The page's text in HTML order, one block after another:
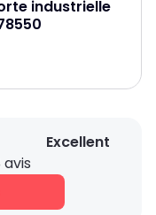
industrielle
Excellent